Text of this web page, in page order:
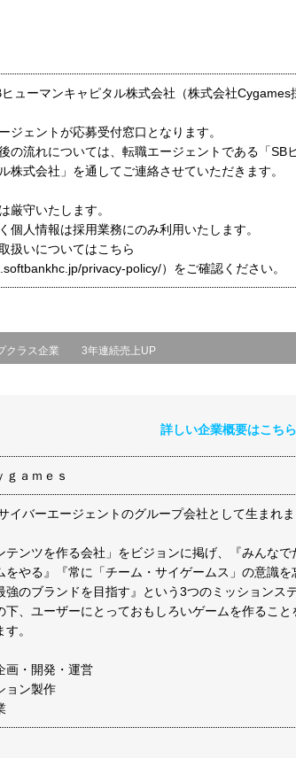
ューマンキャピタル株式会社（株式会社Cygames
ジェントが応募受付窓口となります。
の流れについては、転職エージェントである「SB
株式会社」を通してご連絡させていただきます。
厳守いたします。
個人情報は採用業務にのみ利用いたします。
扱いについてはこちら
privacy-policy/）をご確認ください。
クラス企業 3年連続売上UP
詳しい企業概要はこちら
ｇａｍｅｓ
イバーエージェントのグループ会社として生まれま
テンツを作る会社」をビジョンに掲げ、『みんなで
をやる』『常に「チーム・サイゲームス」の意識を
強のブランドを目指す』という3つのミッションス
下、ユーザーにとっておもしろいゲームを作ること
。
・開発・運営
ョン製作